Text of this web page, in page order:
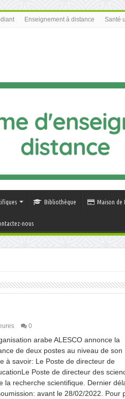
Enseignement à distance Santé
Bibliothèque Maison de
nous
0
arabe ALESCO annonce la
de deux postes au niveau de son
à savoir: Le Poste de directeur de
Poste de directeur des
la recherche scientifique. Dernier
avant le 28/02/2022. Pour